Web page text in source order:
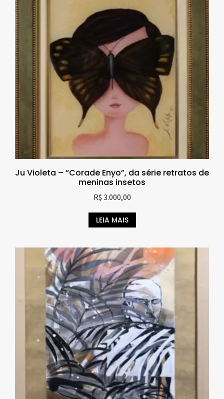
Ju Violeta – “Corade Enyo”, da série retratos de
meninas insetos
R$ 3.000,00
LEIA MAIS